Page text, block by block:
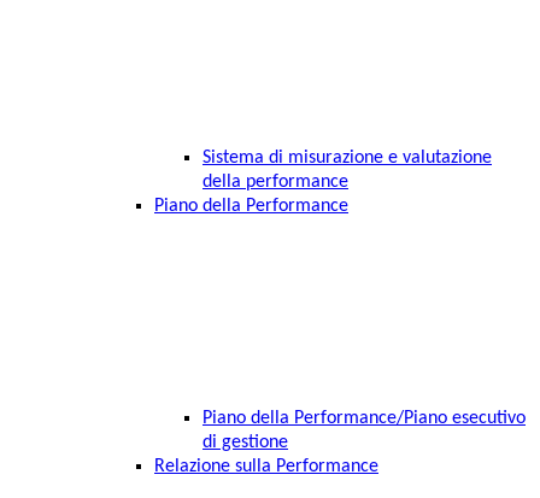
Sistema di misurazione e valutazione
della performance
Piano della Performance
Piano della Performance/Piano esecutivo
di gestione
Relazione sulla Performance